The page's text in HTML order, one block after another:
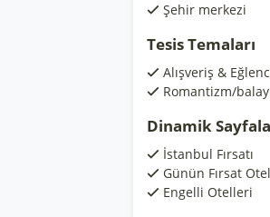
Şehir merkezi
Tesis Temaları
Alışveriş &
Romantizm/
Dinamik
İstanbul Fırsatı
Günün Fırsat
Engelli Otelleri